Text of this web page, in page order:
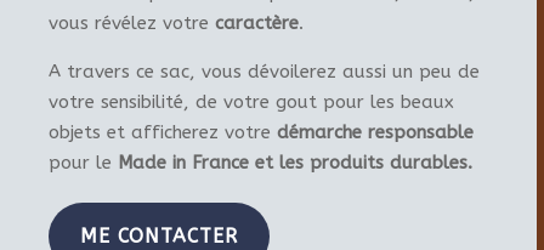
vous révélez votre caractère.
A travers ce sac, vous dévoilerez aussi un peu de
votre sensibilité, de votre gout pour les beaux
objets et afficherez votre démarche responsable
pour le Made in France et les produits durables.
ME CONTACTER